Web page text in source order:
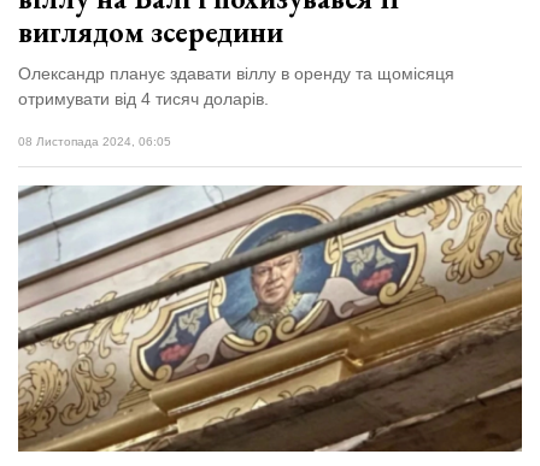
виглядом зсередини
Олександр планує здавати віллу в оренду та щомісяця
отримувати від 4 тисяч доларів.
08 Листопада 2024, 06:05